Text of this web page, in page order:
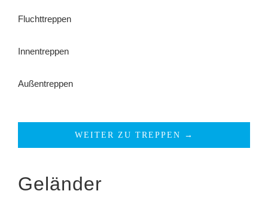
Fluchttreppen
Innentreppen
Außentreppen
WEITER ZU TREPPEN →
Geländer